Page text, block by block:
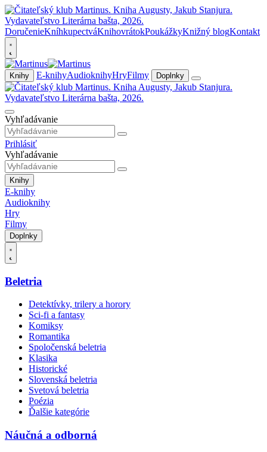
DoručenieKníhkupectváKnihovrátokPoukážkyKnižný blogKontakt
Knihy E-knihyAudioknihyHryFilmy Doplnky
Vyhľadávanie
Prihlásiť
Vyhľadávanie
Knihy
E-knihy
Audioknihy
Hry
Filmy
Doplnky
Beletria
Detektívky, trilery a horory
Sci-fi a fantasy
Komiksy
Romantika
Spoločenská beletria
Klasika
Historické
Slovenská beletria
Svetová beletria
Poézia
Ďalšie kategórie
Náučná a odborná